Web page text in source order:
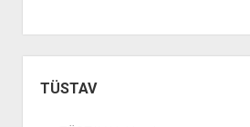
Menü
TÜSTAV